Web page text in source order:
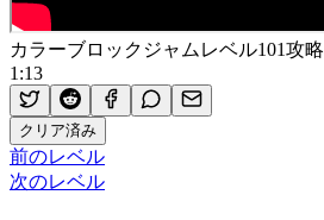
カラーブロックジャムレベル101攻略
1:13
クリア済み
前のレベル
次のレベル